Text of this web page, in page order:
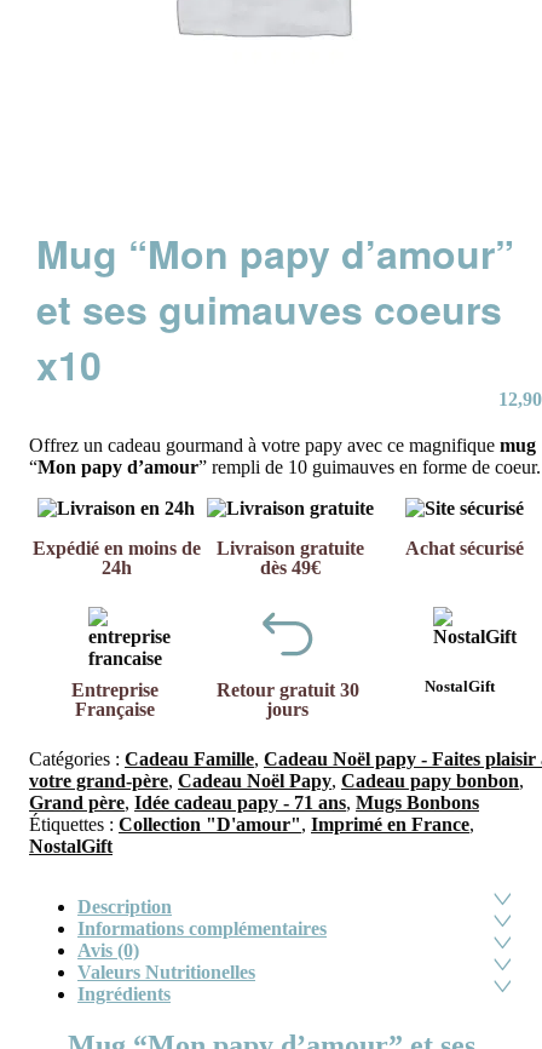
Mug “Mon papy d’amour”
et ses guimauves coeurs
x10
12,90
Offrez un cadeau gourmand à votre papy avec ce magnifique mug
“Mon papy d’amour” rempli de 10 guimauves en forme de coeur.
Expédié en moins de
24h
Livraison gratuite
dès 49€
Achat sécurisé
Entreprise
Française
Retour gratuit 30
jours
NostalGift
Catégories : Cadeau Famille, Cadeau Noël papy - Faites plaisir
votre grand-père, Cadeau Noël Papy, Cadeau papy bonbon,
Grand père, Idée cadeau papy - 71 ans, Mugs Bonbons
Étiquettes : Collection "D'amour", Imprimé en France,
NostalGift
Description
Informations complémentaires
Avis (0)
Valeurs Nutritionelles
Ingrédients